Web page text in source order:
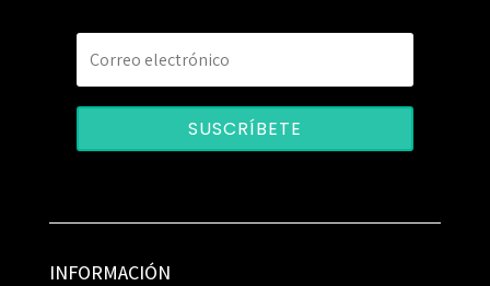
SUSCRÍBETE
INFORMACIÓN